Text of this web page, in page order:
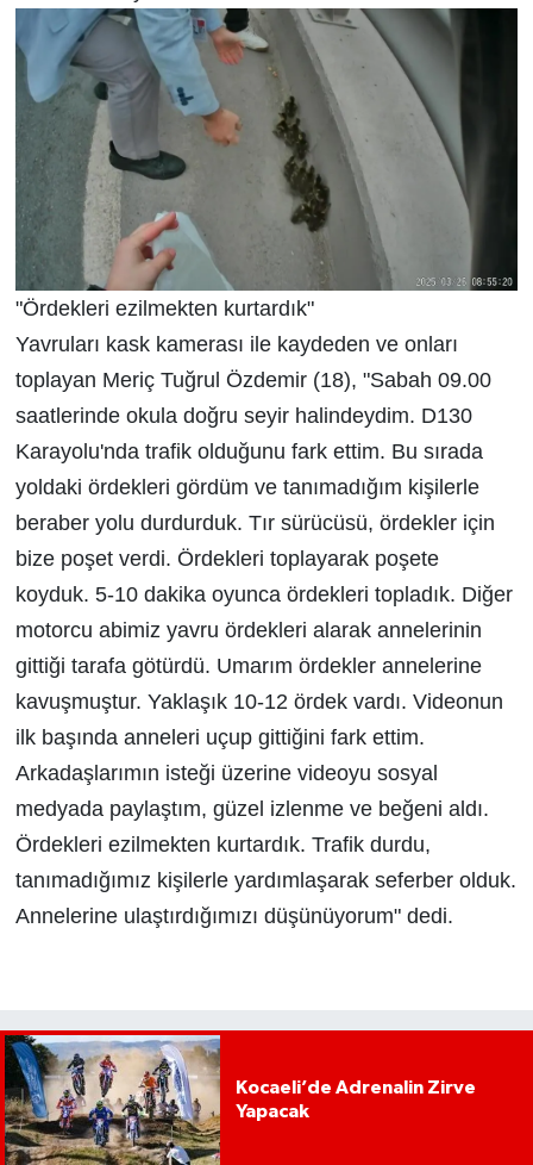
"Ördekleri ezilmekten kurtardık"
Yavruları kask kamerası ile kaydeden ve onları
toplayan Meriç Tuğrul Özdemir (18), "Sabah 09.00
saatlerinde okula doğru seyir halindeydim. D130
Karayolu'nda trafik olduğunu fark ettim. Bu sırada
yoldaki ördekleri gördüm ve tanımadığım kişilerle
beraber yolu durdurduk. Tır sürücüsü, ördekler için
bize poşet verdi. Ördekleri toplayarak poşete
koyduk. 5-10 dakika oyunca ördekleri topladık. Diğer
motorcu abimiz yavru ördekleri alarak annelerinin
gittiği tarafa götürdü. Umarım ördekler annelerine
kavuşmuştur. Yaklaşık 10-12 ördek vardı. Videonun
ilk başında anneleri uçup gittiğini fark ettim.
Arkadaşlarımın isteği üzerine videoyu sosyal
medyada paylaştım, güzel izlenme ve beğeni aldı.
Ördekleri ezilmekten kurtardık. Trafik durdu,
tanımadığımız kişilerle yardımlaşarak seferber olduk.
Annelerine ulaştırdığımızı düşünüyorum" dedi.
Kocaeli’de Adrenalin Zirve
Yapacak